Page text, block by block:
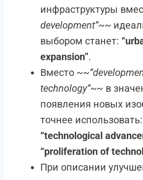
инфраструктуры
development”~~
выбором станет:
expansion”.
Вместо
technology”~~ в
появления новых
точнее использовать:
“technological
“proliferation of
При описании